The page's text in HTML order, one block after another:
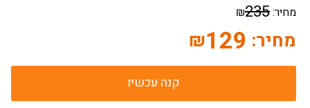
מחיר:235
₪
מחיר: 129
₪
קנה עכשיו